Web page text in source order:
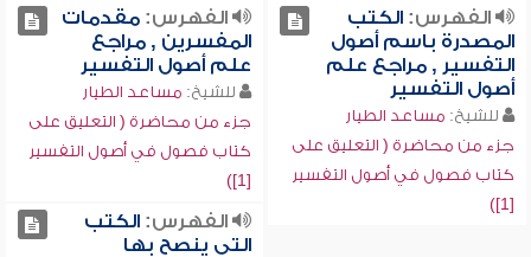
الفهرس:الكتب
المصدرة باسم أصول
التفسير , مراجع علم
أصول التفسير
للشيخ: مساعد الطيار
جزء من محاضرة ( التعليق على
كتاب فصول في أصول التفسير
[1])
الفهرس:مقدمات
المفسرين , مراجع
علم أصول التفسير
للشيخ: مساعد الطيار
جزء من محاضرة ( التعليق على
كتاب فصول في أصول التفسير
[1])
الفهرس:الكتب
التي ينصح بها